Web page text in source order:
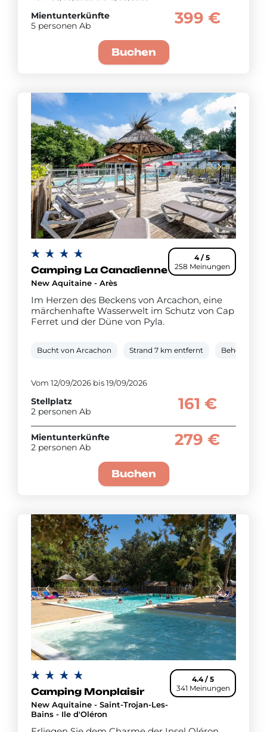
Mientunterkünfte
5 personen Ab
399 €
Buchen
4 / 5
258 Meinungen
Camping La Canadienne
New Aquitaine - Arès
Im Herzen des Beckens von Arcachon, eine
märchenhafte Wasserwelt im Schutz von Cap
Ferret und der Düne von Pyla.
Bucht von Arcachon Strand 7 km entfernt Beheiztes
Vom 12/09/2026 bis 19/09/2026
Stellplatz
2 personen Ab
161 €
Mientunterkünfte
2 personen Ab
279 €
Buchen
4.4 / 5
341 Meinungen
Camping Monplaisir
New Aquitaine - Saint-Trojan-Les-
Bains - Ile d'Oléron